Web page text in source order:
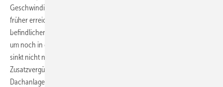
Geschwindigkeit zu. Deshalb wurde auch das Limit einige Wochen
früher erreicht als erwartet. Jetzt haben die Betreiber der noch im Bau
befindlichen Anlagen bis zum 26. August Zeit, sie ans Netz zu bringen,
um noch in den Genuss des Conto Energia IV zu kommen. Danach
sinkt nicht nur die Einspeisevergütung, sondern auch die
Zusatzvergütung für den Stromverkauf fällt weg und für kleine
Dachanlagen mit einer Leistung ab zwölf Kilowatt wird die